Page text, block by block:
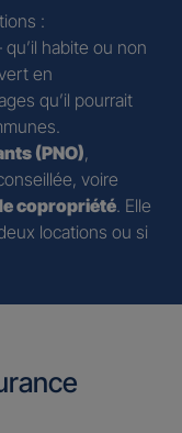
:
habite ou non
en
qu’il pourrait
(PNO),
voire
copropriété. Elle
locations ou si